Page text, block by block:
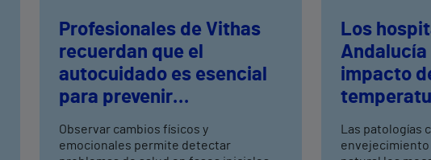
Profesionales de Vithas
recuerdan que el
autocuidado es esencial
para prevenir
complicaciones y pedir
ayuda a tiempo
Observar cambios físicos y
emocionales permite detectar
Los
Andalucía
impacto
mayores,
la
Las patologías